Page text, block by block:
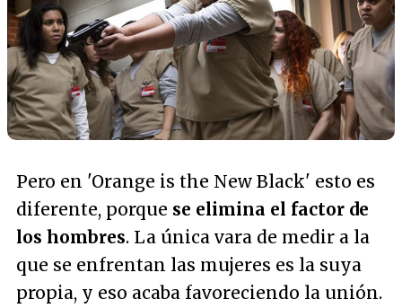
Pero en 'Orange is the New Black' esto es
diferente, porque se elimina el factor de
los hombres. La única vara de medir a la
que se enfrentan las mujeres es la suya
propia, y eso acaba favoreciendo la unión.